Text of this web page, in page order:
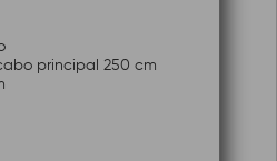
principal 250 cm